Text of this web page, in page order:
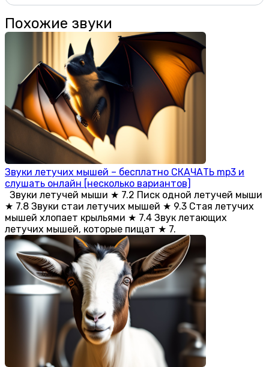
Похожие звуки
Звуки летучих мышей – бесплатно СКАЧАТЬ mp3 и
слушать онлайн [несколько вариантов]
Звуки летучей мыши ★ 7.2 Писк одной летучей мыши
★ 7.8 Звуки стаи летучих мышей ★ 9.3 Стая летучих
мышей хлопает крыльями ★ 7.4 Звук летающих
летучих мышей, которые пищат ★ 7.